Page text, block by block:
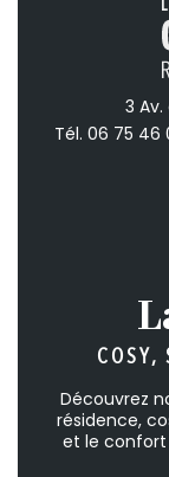
3
Tél. 06 75 46
COSY,
Découvrez
résidence,
et le confort